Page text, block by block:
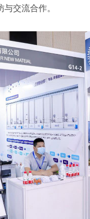
交流合作。